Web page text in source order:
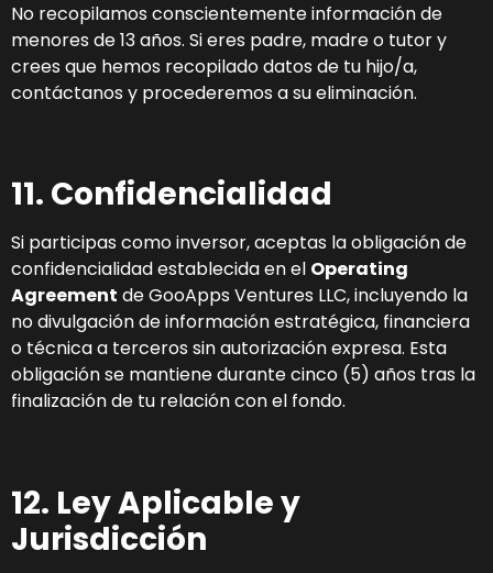
No recopilamos conscientemente información de
menores de 13 años. Si eres padre, madre o tutor y
crees que hemos recopilado datos de tu hijo/a,
contáctanos y procederemos a su eliminación.
11. Confidencialidad
Si participas como inversor, aceptas la obligación de
confidencialidad establecida en el Operating
Agreement de GooApps Ventures LLC, incluyendo la
no divulgación de información estratégica, financiera
o técnica a terceros sin autorización expresa. Esta
obligación se mantiene durante cinco (5) años tras la
finalización de tu relación con el fondo.
12. Ley Aplicable y
Jurisdicción